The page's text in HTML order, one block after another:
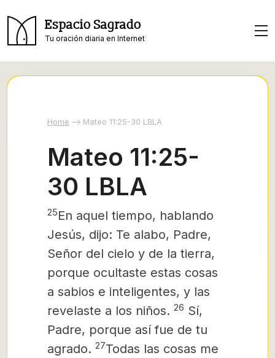
Espacio Sagrado
Tu oración diaria en Internet
Home Mateo 11:25-30 LBLA
Mateo 11:25-
30 LBLA
25En aquel tiempo, hablando
Jesús, dijo: Te alabo, Padre,
Señor del cielo y de la tierra,
porque ocultaste estas cosas
a sabios e inteligentes, y las
revelaste a los niños. 26 Sí,
Padre, porque así fue de tu
agrado. 27Todas las cosas me